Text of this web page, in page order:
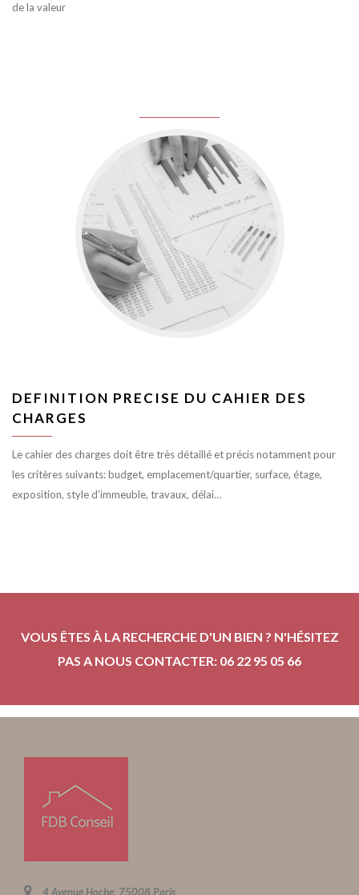
de la valeur
DEFINITION PRECISE DU CAHIER DES
CHARGES
Le cahier des charges doit être très détaillé et précis notamment pour
les critères suivants: budget, emplacement/quartier, surface, étage,
exposition, style d’immeuble, travaux, délai…
VOUS ÊTES À LA RECHERCHE D'UN BIEN ? N'HÉSITEZ
PAS A NOUS CONTACTER: 06 22 95 05 66
4 Avenue Hoche, 75008 Paris